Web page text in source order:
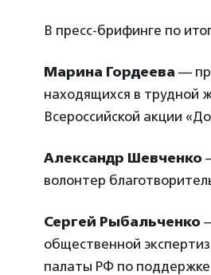
В пресс-брифинге по
Марина Гордеева —
находящихся в трудной
Всероссийской акции
Александр Шевченко
волонтер
Сергей Рыбальченко
общественной
палаты РФ по поддержке